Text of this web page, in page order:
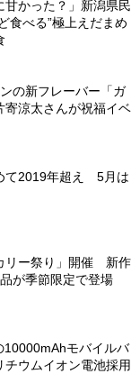
甘かった？」新潟県民
食べる”極上えだまめ
の新フレーバー「ガ
涼太さんが祝福イベ
て2019年超え 5月は
リー祭り」開催 新作
が季節限定で登場
10000mAhモバイルバ
ウムイオン電池採用